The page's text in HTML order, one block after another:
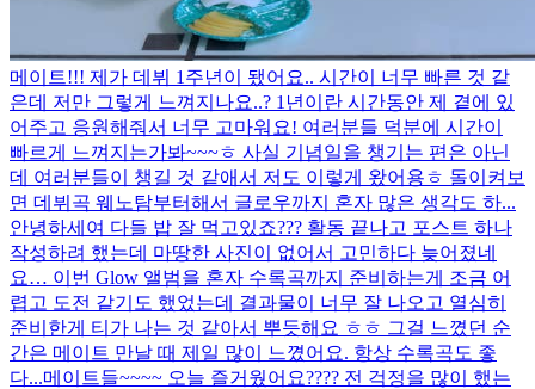
메이트!!! 제가 데뷔 1주년이 됐어요.. 시간이 너무 빠른 것 같
은데 저만 그렇게 느껴지나요..? 1년이란 시간동안 제 곁에 있
어주고 응원해줘서 너무 고마워요! 여러분들 덕분에 시간이
빠르게 느껴지는가봐~~~ㅎ 사실 기념일을 챙기는 편은 아닌
데 여러분들이 챙길 것 같애서 저도 이렇게 왔어용ㅎ 돌이켜보
면 데뷔곡 웨노탐부터해서 글로우까지 혼자 많은 생각도 하...
안녕하세여 다들 밥 잘 먹고있죠??? 활동 끝나고 포스트 하나
작성하려 했는데 마땅한 사진이 없어서 고민하다 늦어졌네
요… 이번 Glow 앨범을 혼자 수록곡까지 준비하는게 조금 어
렵고 도전 같기도 했었는데 결과물이 너무 잘 나오고 열심히
준비한게 티가 나는 것 같아서 뿌듯해요 ㅎㅎ 그걸 느꼈던 순
간은 메이트 만날 때 제일 많이 느꼈어요. 항상 수록곡도 좋
다...메이트들~~~~ 오늘 즐거웠어요???? 전 걱정을 많이 했는